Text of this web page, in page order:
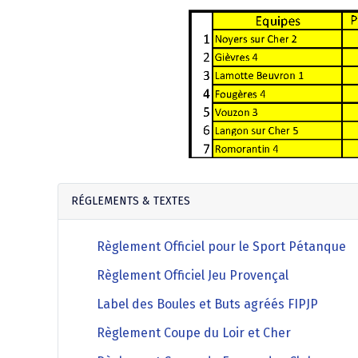
RÉGLEMENTS & TEXTES
Règlement Officiel pour le Sport Pétanque
Règlement Officiel Jeu Provençal
Label des Boules et Buts agréés FIPJP
Règlement Coupe du Loir et Cher